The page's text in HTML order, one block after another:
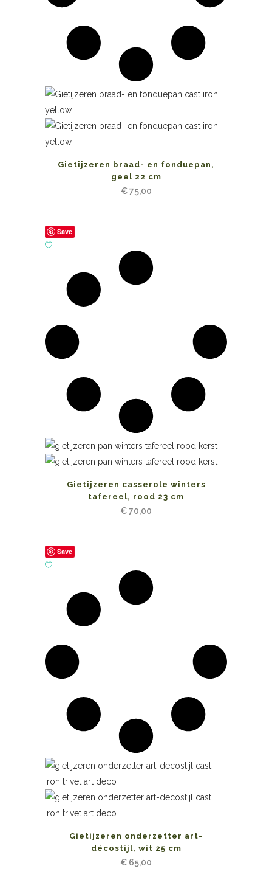
Gietijzeren braad- en fonduepan,
geel 22 cm
€75,00
Save
Gietijzeren casserole winters
tafereel, rood 23 cm
€70,00
Save
Gietijzeren onderzetter art-
décostijl, wit 25 cm
€ 65,00